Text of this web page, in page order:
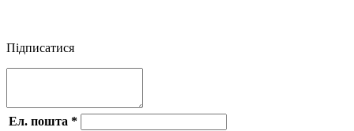
Підписатися
Ел. пошта *